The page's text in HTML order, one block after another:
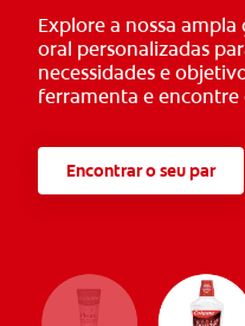
Explore a nossa
oral personalizadas
necessidades e
ferramenta e encontre
Encontrar o seu par